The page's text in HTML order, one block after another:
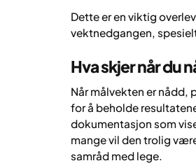
Dette er en viktig
vektnedgangen,
Hva skjer når du
Når målvekten er nådd,
for å beholde
dokumentasjon som
mange vil den trolig
samråd med lege.